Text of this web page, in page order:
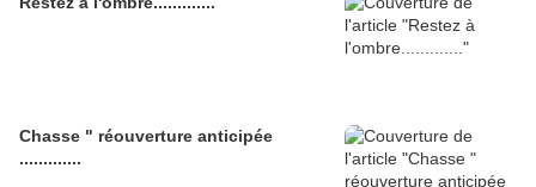
Chasse " réouverture anticipée
.............